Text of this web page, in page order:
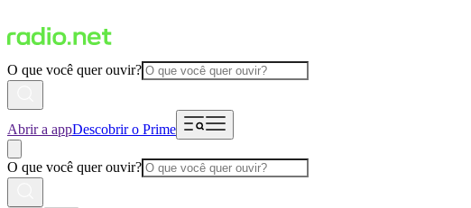
O que você quer ouvir?
Abrir a appDescobrir o Prime
O que você quer ouvir?